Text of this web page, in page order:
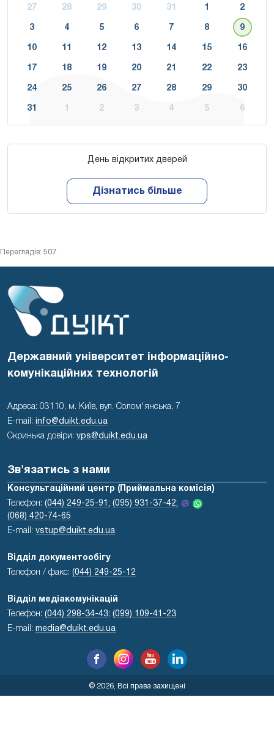
27 28 29 30 31 1 2
3 4 5 6 7 8 9
10 11 12 13 14 15 16
17 18 19 20 21 22 23
24 25 26 27 28 29 30
31 1 2 3 4 5 6
День відкритих дверей
Дізнатись більше
Переглядів: 507
Державний університет інформаційно-
комунікаційних технологій
Адреса: 03110, м. Київ, вул. Солом'янська, 7
E-mail:
info@duikt.edu.ua
Скринька довіри: vps@duikt.edu.ua
Зв'язатись з нами
Консультаційний центр (Приймальна комісія)
Телефон: (044) 249-25-91; (095) 931-37-42;
(068) 420-74-65
E-mail: vstup@duikt.edu.ua
Відділ документообігу
Телефон / факс: (044) 249-25-12
Відділ медіакомунікацій
Телефон: (044) 298-34-43; (099) 109-41-23
E-mail: media@duikt.edu.ua
© 2026, Всі права захищені